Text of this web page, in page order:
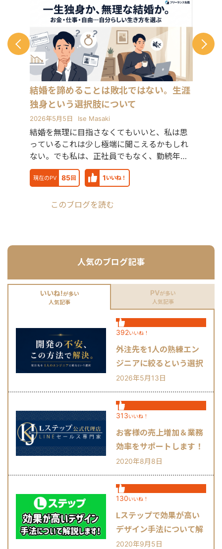
人気のブログ記事
いいね!が多い
人気記事
PVが多い
人気記事
392いいね！
外注先を1人の熟練エン
ジニアに絞るという選択
肢
2026年5月13日
313いいね！
お客様の売上増加＆業務
効率をサポートします！
2020年8月8日
130いいね！
Lステップで効果が高い
デザイン手法について解
説します！
2020年9月5日
め、すべてのやり取りをオンラインで
完結できる体制を整えてきました。
Zoom・Google Meet・チャットツー
ルを駆使し、北海道から沖縄まで全国
の経営者・個人事業主をサポートして
います。 「制約の中で最大の成果を出
す」──これは障害を持つ私が日々実
践してきたことであり、中小企業の経
営改善と同じ考え方だと思っていま
す。だからこそ、コスト・人手・時間
が限られた環境でもリアルな提案がで
きます。 こんな方にご連絡ください 経
営課題はあるが、何から手をつければ
いいかわからない デザインと経営の相
談を別々にするのが面倒 地方在住で良
質な相談相手が見つからない コストを
に、気を使わず話せる相手を探してい
る 対応可能なサービス一覧 Webサイト
相談：課題可視化・図解・優先順位整
（SNS・採用・商品紹介） 印刷物：名
記事：金融記事、人事記事 その他：フ
ル化 AI使用可：Gensparkをはじめと
するAIツールの使用経験があります。
対応エリア・連絡方法 オンライン： 全
国どこでも対応（Zoom / Google Meet
/ チャット） 対面： 交通費をご負担い
ただける場合、全国対応可能 📩 まずは
お気軽にメッセージをお送りくださ
い。 「どんな相談ができますか？」と
いう問い合わせだけでも大歓迎です。
初回は状況をお聞きするだけのご相談
も承ります。
結婚を諦めることは敗北ではない。生涯
独身という選択肢について
2026年5月5日 Ise Masaki
現在のPV 85回 1いいね！
結婚を無理に目指さなくてもいいと、私は思
っているこれは少し極端に聞こえるかもしれ
ない。でも私は、正社員でもなく、勤続年数
も浅く、収入も不安定
このブログを読む